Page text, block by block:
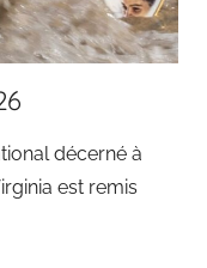
décerné à
est remis